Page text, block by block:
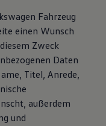
Fahrzeug
einen Wunsch
Zweck
Daten
Titel, Anrede,
außerdem
und